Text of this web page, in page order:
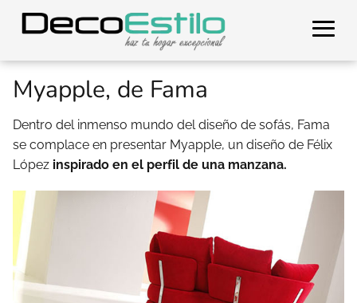
Myapple, de Fama
Dentro del inmenso mundo del diseño de sofás, Fama
se complace en presentar Myapple, un diseño de Félix
López inspirado en el perfil de una manzana.